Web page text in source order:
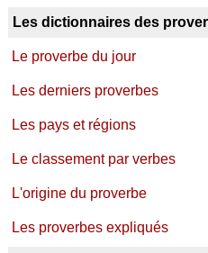
Les dictionnaires des
Le proverbe du jour
Les derniers proverbes
Les pays et régions
Le classement par verbes
L'origine du proverbe
Les proverbes expliqués